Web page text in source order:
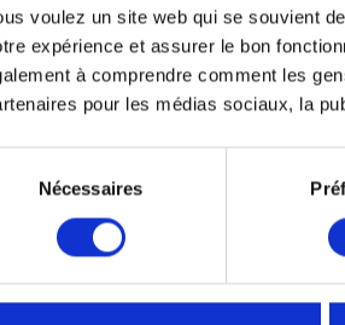
voulez un site web qui se souvient
expérience et assurer le bon
à comprendre comment les
pour les médias sociaux, la
Nécessaires
Or
Blouson Ixon Cell Lady